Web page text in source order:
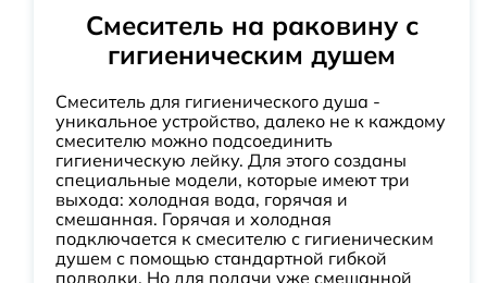
Смеситель на раковину с
гигиеническим душем
Смеситель для гигиенического душа -
уникальное устройство, далеко не к каждому
смесителю можно подсоединить
гигиеническую лейку. Для этого созданы
специальные модели, которые имеют три
выхода: холодная вода, горячая и
смешанная. Горячая и холодная
подключается к смесителю с гигиеническим
душем с помощью стандартной гибкой
подводки. Но для подачи уже смешанной